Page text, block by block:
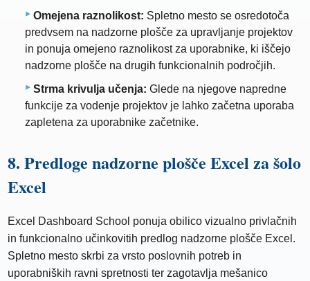
Omejena raznolikost: Spletno mesto se osredotoča
predvsem na nadzorne plošče za upravljanje projektov
in ponuja omejeno raznolikost za uporabnike, ki iščejo
nadzorne plošče na drugih funkcionalnih področjih.
Strma krivulja učenja: Glede na njegove napredne
funkcije za vodenje projektov je lahko začetna uporaba
zapletena za uporabnike začetnike.
8. Predloge nadzorne plošče Excel za šolo
Excel
Excel Dashboard School ponuja obilico vizualno privlačnih
in funkcionalno učinkovitih predlog nadzorne plošče Excel.
Spletno mesto skrbi za vrsto poslovnih potreb in
uporabniških ravni spretnosti ter zagotavlja mešanico